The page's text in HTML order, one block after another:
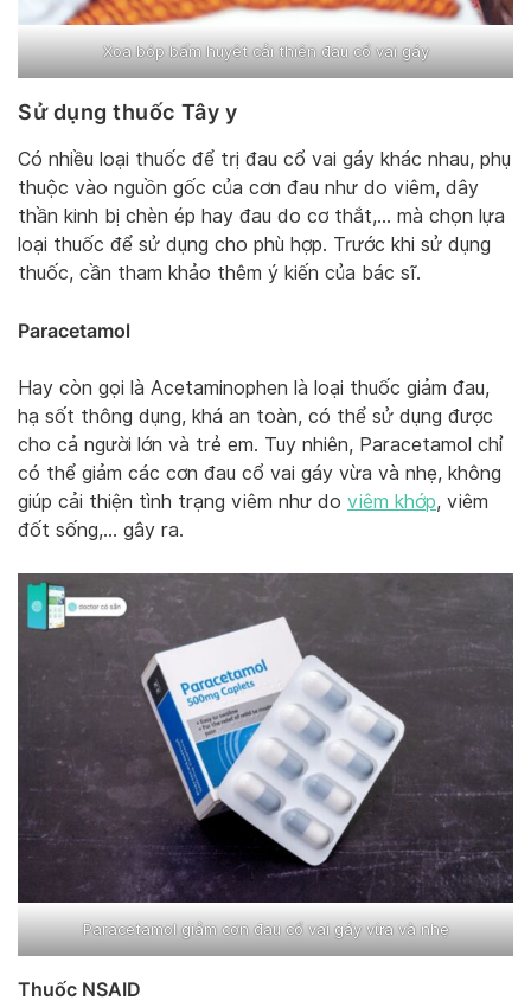
Xoa bóp bấm huyệt cải thiện đau cổ vai gáy
Sử dụng thuốc Tây y
Có nhiều loại thuốc để trị đau cổ vai gáy khác nhau, phụ
thuộc vào nguồn gốc của cơn đau như do viêm, dây
thần kinh bị chèn ép hay đau do cơ thắt,… mà chọn lựa
loại thuốc để sử dụng cho phù hợp. Trước khi sử dụng
thuốc, cần tham khảo thêm ý kiến của bác sĩ.
Paracetamol
Hay còn gọi là Acetaminophen là loại thuốc giảm đau,
hạ sốt thông dụng, khá an toàn, có thể sử dụng được
cho cả người lớn và trẻ em. Tuy nhiên, Paracetamol chỉ
có thể giảm các cơn đau cổ vai gáy vừa và nhẹ, không
giúp cải thiện tình trạng viêm như do viêm khớp, viêm
đốt sống,… gây ra.
Paracetamol giảm cơn đau cổ vai gáy vừa và nhẹ
Thuốc NSAID